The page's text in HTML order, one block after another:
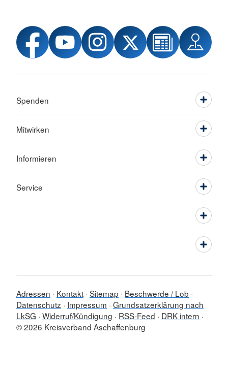
Spenden
Mitwirken
Informieren
Service
Adressen Kontakt Sitemap
Beschwerde / Lob
Datenschutz
Impressum Grundsatzerklärung nach
LkSG Widerruf/Kündigung RSS-Feed
DRK intern
© 2026 Kreisverband Aschaffenburg